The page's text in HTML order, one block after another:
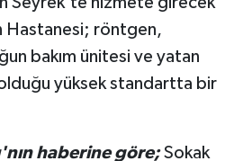
Hastanesi; röntgen,
bakım ünitesi ve yatan
yüksek standartta bir
haberine göre;Sokak